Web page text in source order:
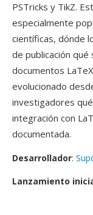
PSTricks y TikZ.
especialmente
científicas, dónde
de publicación
documentos
evolucionado
investigadores
integración con
documentada.
Desarrollador:
Lanzamiento